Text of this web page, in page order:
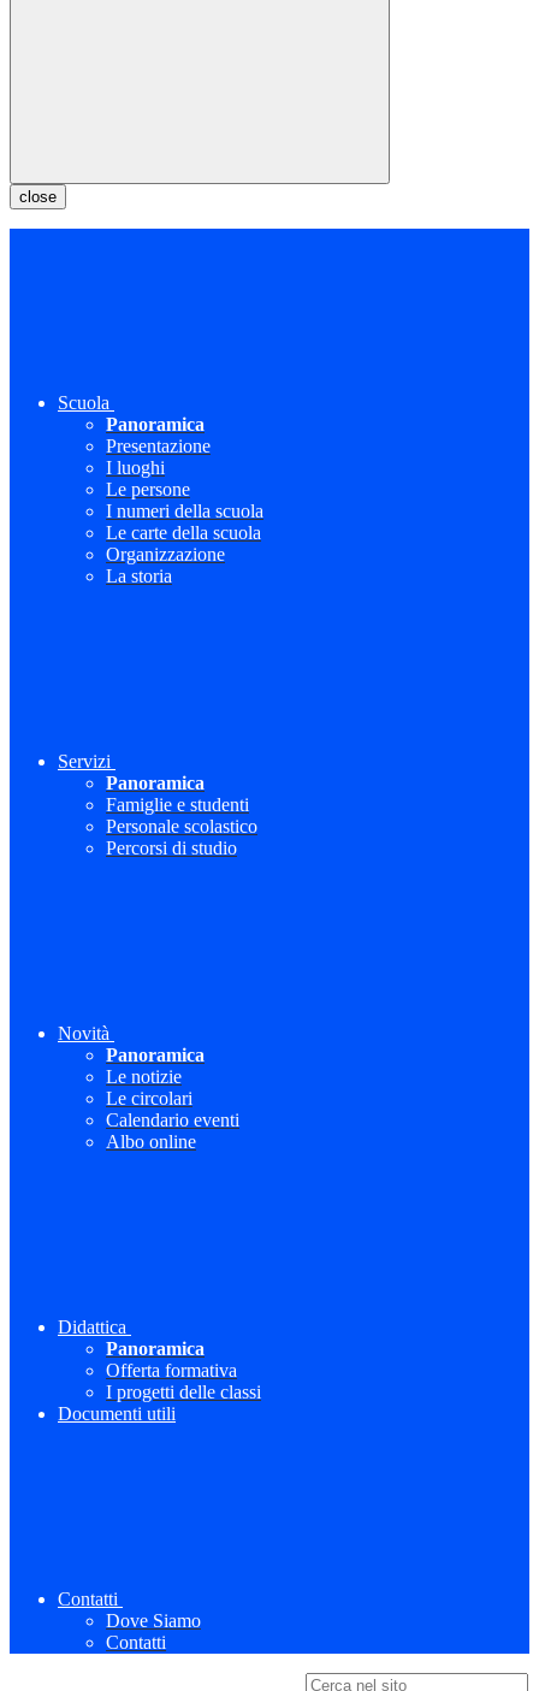
close
Scuola
Panoramica
Presentazione
I luoghi
Le persone
I numeri della scuola
Le carte della scuola
Organizzazione
La storia
Servizi
Panoramica
Famiglie e studenti
Personale scolastico
Percorsi di studio
Novità
Panoramica
Le notizie
Le circolari
Calendario eventi
Albo online
Didattica
Panoramica
Offerta formativa
I progetti delle classi
Documenti utili
Contatti
Dove Siamo
Contatti